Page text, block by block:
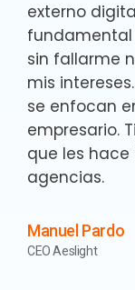
externo
fundamental
sin fallarme
mis
se enfocan
empresario.
que les
agencias.
Manuel Pardo
CEO Aeslight